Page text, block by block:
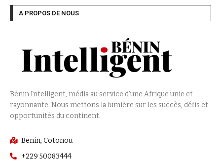
A PROPOS DE NOUS
Bénin Intelligent, média au service d’une Afrique unie et
rayonnante. Nous mettons la lumière sur les succès, défis et
opportunités du continent.
Benin, Cotonou
+229 50083444